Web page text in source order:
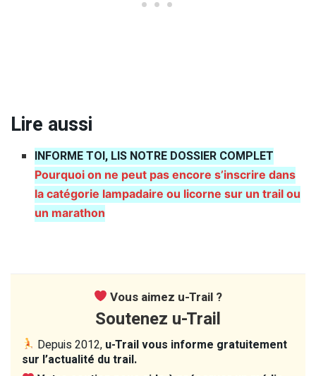
Lire aussi
INFORME TOI, LIS NOTRE DOSSIER COMPLET
Pourquoi on ne peut pas encore s’inscrire dans
la catégorie lampadaire ou licorne sur un trail ou
un marathon
Vous aimez u-Trail ?
Soutenez u-Trail
Depuis 2012, u-Trail vous informe gratuitement
sur l’actualité du trail.